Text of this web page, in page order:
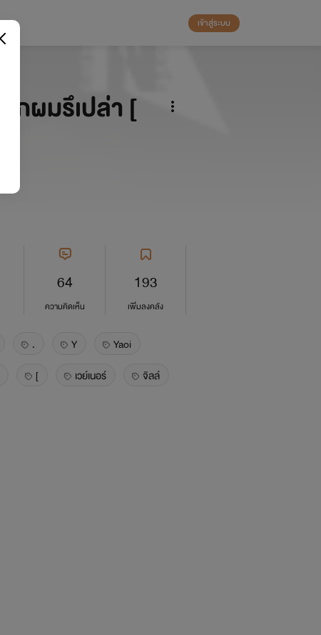
เข้าสู่ระบบ
กผมรึเปล่า [
64
ความคิดเห็น
193
เพิ่มลงคลัง
. Y
Yaoi
[ เวย์เนอร์
จิลล์